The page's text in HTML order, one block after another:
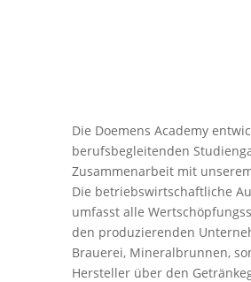
Die Doemens Academy
berufsbegleitenden
Zusammenarbeit mit
Die betriebswirtschaftliche
umfasst alle
den produzierenden
Brauerei, Mineralbrunnen,
Hersteller über den